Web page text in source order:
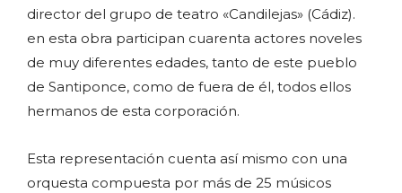
director del grupo de teatro «Candilejas» (Cádiz).
en esta obra participan cuarenta actores noveles
de muy diferentes edades, tanto de este pueblo
de Santiponce, como de fuera de él, todos ellos
hermanos de esta corporación.
Esta representación cuenta así mismo con una
orquesta compuesta por más de 25 músicos